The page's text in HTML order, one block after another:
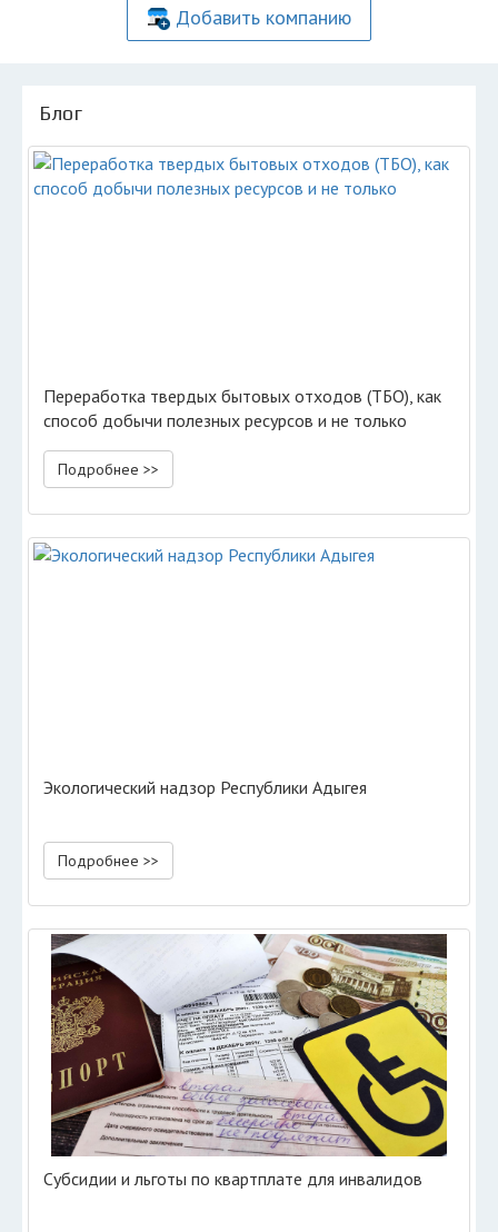
Добавить компанию
Блог
Переработка твердых бытовых отходов (ТБО), как
способ добычи полезных ресурсов и не только
Подробнее >>
Экологический надзор Республики Адыгея
Подробнее >>
Субсидии и льготы по квартплате для инвалидов